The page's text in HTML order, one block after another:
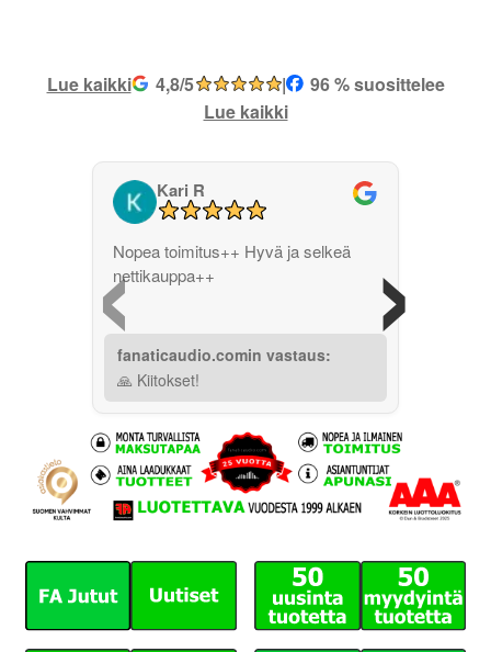
Lue kaikki 4,8/5 |
96 % suosittelee
Lue kaikki
‹
Kari R
Nopea toimitus++ Hyvä ja selkeä
nettikauppa++
fanaticaudio.comin vastaus:
🙏 Kiitokset!
›